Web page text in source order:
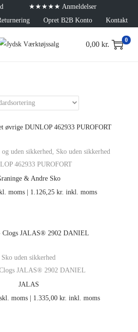
★★★★★ Anmeldelser
Opret B2B Konto Kontakt
0,00 kr. 0
uden sikkerhed
Sko uden sikkerhed
462933 PUROFORT
& Andre Sko
moms | 1.126,25kr. inkl. moms
Sko uden sikkerhed
JALAS® 2902 DANIEL
JALAS
moms | 1.335,00 kr. inkl. moms